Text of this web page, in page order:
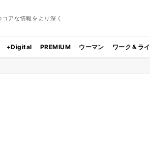
アな情報をより深く
+Digital PREMIUM ウーマン ワーク＆ラ